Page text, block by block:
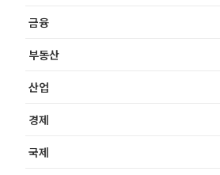
금융
부동산
산업
경제
국제